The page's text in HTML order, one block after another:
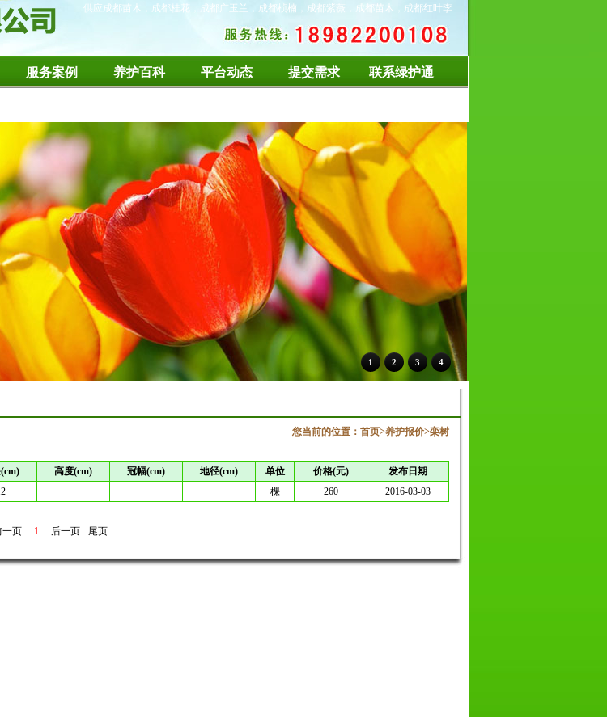
供应成都苗木，成都桂花，成都广玉兰，成都桢楠，成都紫薇，成都苗木，成都红叶李
服务案例 养护百科 平台动态 提交需求 联系绿护通
1 2 3 4
您当前的位置： 首页>养护报价>栾树
高度(cm) 冠幅(cm) 地径(cm) 单位 价格(元)
发布日期
棵 260 2016-03-03
一页 1 后一页 尾页